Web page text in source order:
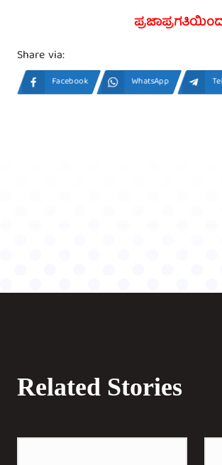
ಪ್ರಜಾಪ್ರಗತಿಯಿಂದ
Share via:
Facebook WhatsApp
Related Stories